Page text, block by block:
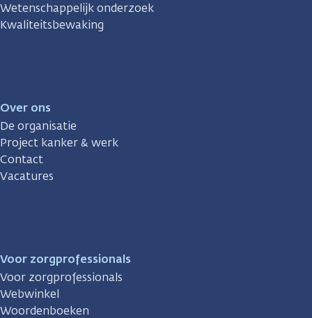
Wetenschappelijk onderzoek
Kwaliteitsbewaking
Over ons
De organisatie
Project kanker & werk
Contact
Vacatures
Voor zorgprofessionals
Voor zorgprofessionals
Webwinkel
Woordenboeken